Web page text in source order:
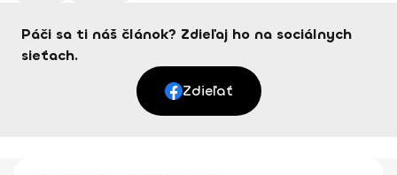
Páči sa ti náš článok? Zdieľaj ho na sociálnych
sieťach.
Zdieľať